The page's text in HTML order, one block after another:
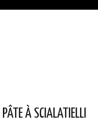
À SCIALATIELLI